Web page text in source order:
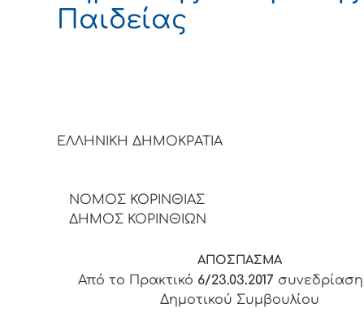
Παιδείας
ΕΛΛΗΝΙΚΗ ΔΗΜΟΚΡΑΤΙΑ
ΝΟΜΟΣ ΚΟΡΙΝΘΙΑΣ
ΔΗΜΟΣ ΚΟΡΙΝΘΙΩΝ
ΑΠΟΣΠΑΣΜΑ
Από το Πρακτικό 6/23.03.2017
Δημοτικού Συμβουλίου